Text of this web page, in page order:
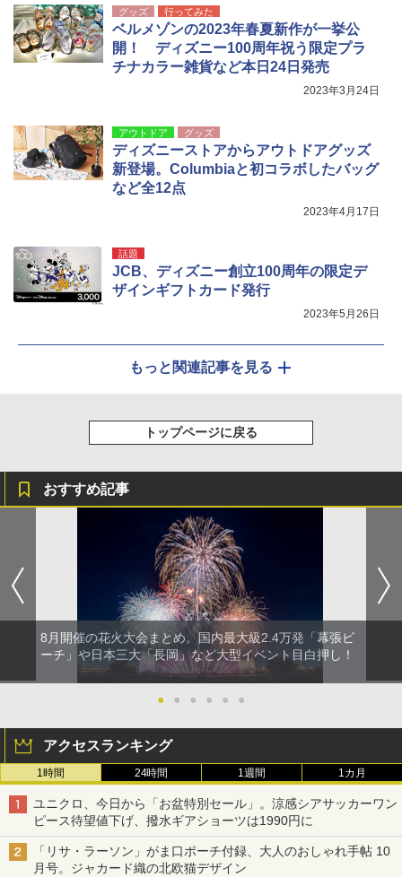
ッシュ 4人用 簡単設置 ポップアップテント P
ATCW-150B エクルベージュ
秒）射程5～10m 安全ロック搭載 携帯収納袋
付き ヒグマ・イノシシ対策 自治体・教育機
関の購入実績 登山・キャンプ・アウトドア・
防災用品 長期保存可能 緊急時用 日本国内発
送
グッズ 行ってみた
ベルメゾンの2023年春夏新作が一挙公
開！ ディズニー100周年祝う限定プラ
チナカラー雑貨など本日24日発売
2023年3月24日
アウトドア グッズ
ディズニーストアからアウトドアグッズ
新登場。Columbiaと初コラボしたバッグ
など全12点
2023年4月17日
話題
JCB、ディズニー創立100周年の限定デ
ザインギフトカード発行
2023年5月26日
もっと関連記事を見る
トップページに戻る
おすすめ記事
8月開催の花火大会まとめ。国内最大級2.4万発「幕張ビ
ーチ」や日本三大「長岡」など大型イベント目白押し！
● ● ● ● ● ●
アクセスランキング
1時間 24時間 1週間 1カ月
ユニクロ、今日から「お盆特別セール」。涼感シアサッカーワン
ピース待望値下げ、撥水ギアショーツは1990円に
「リサ・ラーソン」がま口ポーチ付録、大人のおしゃれ手帖 10
月号。ジャカード織の北欧猫デザイン